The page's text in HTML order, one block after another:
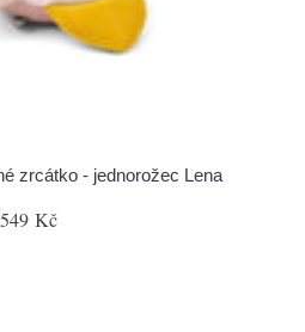
zrcátko - jednorožec Lena
549 Kč